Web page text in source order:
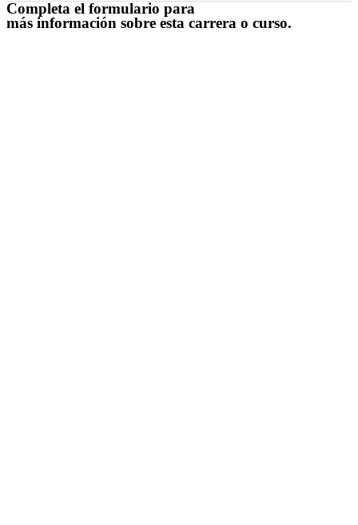
Completa el formulario para
más información sobre esta carrera o curso.